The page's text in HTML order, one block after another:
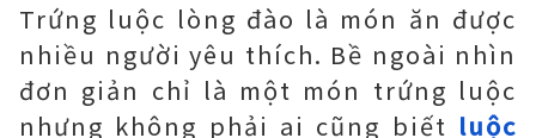
Trứng luộc lòng đào là món ăn được
nhiều người yêu thích. Bề ngoài nhìn
đơn giản chỉ là một món trứng luộc
nhưng không phải ai cũng biết luộc